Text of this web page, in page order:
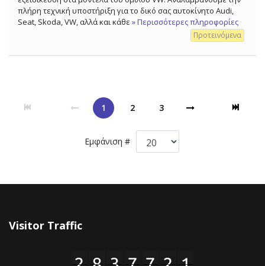
πλήρη τεχνική υποστήριξη για το δικό σας αυτοκίνητο Audi,
Seat, Skoda, VW, αλλά και κάθε » Περισσότερες πληροφορίες
Προτεινόμενα
1 2 3
Εμφάνιση #
Visitor Traffic